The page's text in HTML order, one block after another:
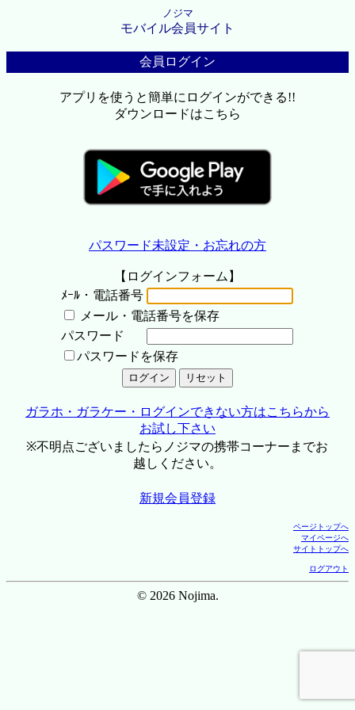
ノジマ
モバイル会員サイト
会員ログイン
アプリを使うと簡単にログインができる!!
ダウンロードはこちら
パスワード未設定・お忘れの方
【ログインフォーム】
ﾒｰﾙ・電話番号
メール・電話番号を保存
パスワード
パスワードを保存
ガラホ・ガラケー・ログインできない方はこちらから
お試し下さい
※不明点ございましたらノジマの携帯コーナーまでお
越しください。
新規会員登録
ページトップへ
マイページへ
サイトトップへ
ログアウト
© 2026 Nojima.